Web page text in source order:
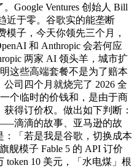
Google Ventures 创始人 Bill
近于零。谷歌实的能垄断
模子，今天你领先三个月，
和 Anthropic 会若何应
两家 AI 领头羊，城市扩
这些高端套餐不是为了赔本
司四个月就烧完了 2026 全
个临时的价钱和，是由于商
得订价权。做出如下判断：
滴滴的故事、亚马逊的故
「若是我是谷歌，切换成本
舰模子 Fable 5 的 API 订价
10 美元，「水电煤」根